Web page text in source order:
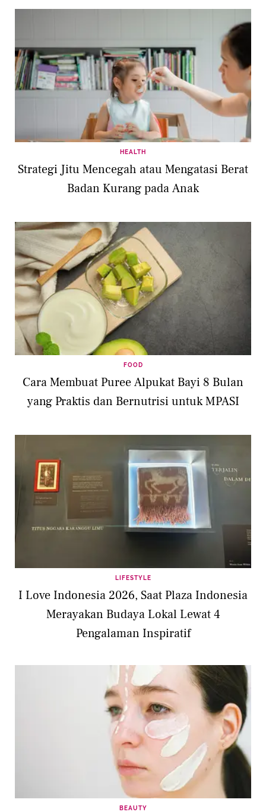
HEALTH
Strategi Jitu Mencegah atau Mengatasi Berat
Badan Kurang pada Anak
FOOD
Cara Membuat Puree Alpukat Bayi 8 Bulan
yang Praktis dan Bernutrisi untuk MPASI
LIFESTYLE
I Love Indonesia 2026, Saat Plaza Indonesia
Merayakan Budaya Lokal Lewat 4
Pengalaman Inspiratif
BEAUTY